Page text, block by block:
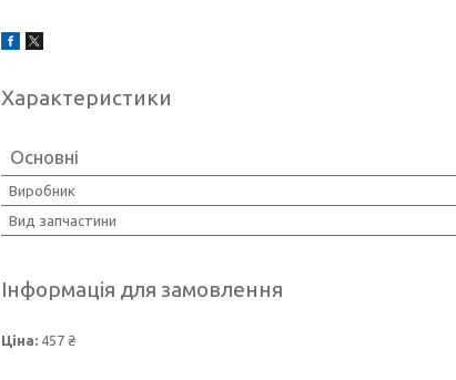
Характеристики
Основні
Виробник
Вид запчастини
Інформація для замовлення
Ціна: 457 ₴